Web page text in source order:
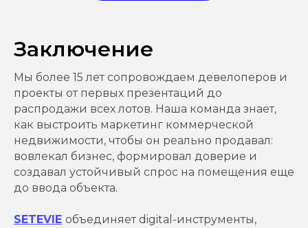
Заключение
Мы более 15 лет сопровождаем девелоперов и
проекты от первых презентаций до
распродажи всех лотов. Наша команда знает,
как выстроить маркетинг коммерческой
недвижимости, чтобы он реально продавал:
вовлекал бизнес, формировал доверие и
создавал устойчивый спрос на помещения еще
до ввода объекта.
SETEVIE объединяет digital-инструменты,